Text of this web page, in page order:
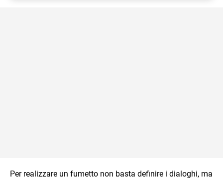
Per realizzare un fumetto non basta definire i dialoghi, ma